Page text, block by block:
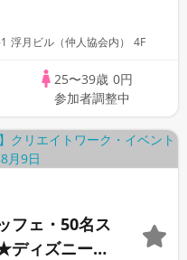
浮月ビル（仲人協会内） 4F
25〜39歳 0円
参加者調整中
フェ・50名ス
ィズニーペ